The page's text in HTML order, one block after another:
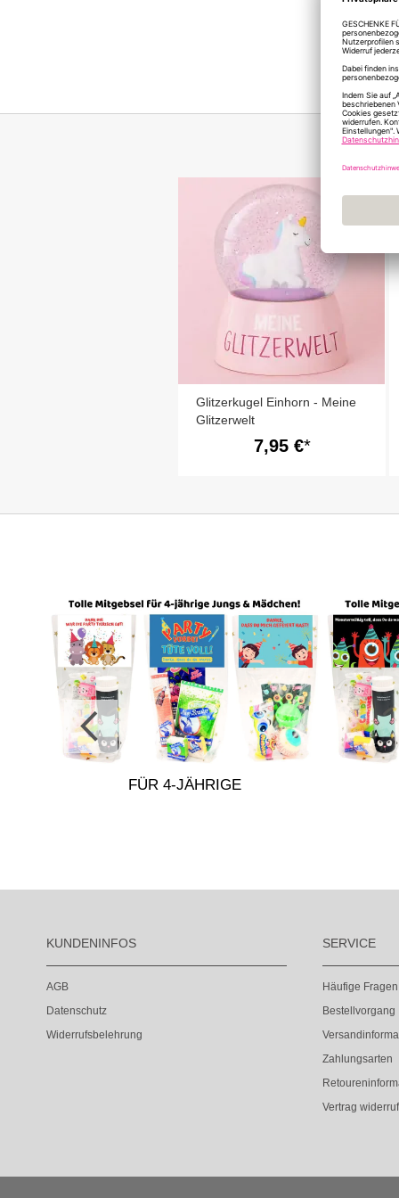
Glitzerkugel Einhorn - Meine
Glitzerwelt
7,95 €
FÜR 4-JÄHRIGE
KUNDENINFOS
AGB
Datenschutz
Widerrufsbelehrung
SERVICE
Häufige Fragen
Bestellvorgang
Zahlungsarten
Vertrag